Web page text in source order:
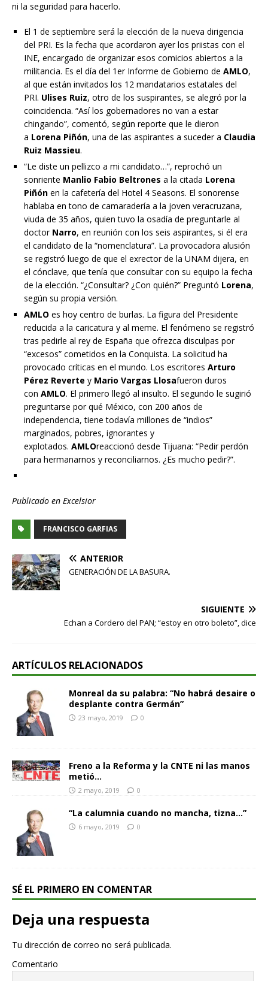
ni la seguridad para hacerlo.
El 1 de septiembre será la elección de la nueva dirigencia
del PRI. Es la fecha que acordaron ayer los priistas con el
INE, encargado de organizar esos comicios abiertos a la
militancia. Es el día del 1er Informe de Gobierno de AMLO,
al que están invitados los 12 mandatarios estatales del
PRI. Ulises Ruiz, otro de los suspirantes, se alegró por la
coincidencia. “Así los gobernadores no van a estar
chingando”, comentó, según reporte que le dieron
a Lorena Piñón, una de las aspirantes a suceder a Claudia
Ruiz Massieu.
“Le diste un pellizco a mi candidato…”, reprochó un
sonriente Manlio Fabio Beltrones a la citada Lorena
Piñón en la cafetería del Hotel 4 Seasons. El sonorense
hablaba en tono de camaradería a la joven veracruzana,
viuda de 35 años, quien tuvo la osadía de preguntarle al
doctor Narro, en reunión con los seis aspirantes, si él era
el candidato de la “nomenclatura”. La provocadora alusión
se registró luego de que el exrector de la UNAM dijera, en
el cónclave, que tenía que consultar con su equipo la fecha
de la elección. “¿Consultar? ¿Con quién?” Preguntó Lorena,
según su propia versión.
AMLO es hoy centro de burlas. La figura del Presidente
reducida a la caricatura y al meme. El fenómeno se registró
tras pedirle al rey de España que ofrezca disculpas por
“excesos” cometidos en la Conquista. La solicitud ha
provocado críticas en el mundo. Los escritores Arturo
Pérez Reverte y Mario Vargas Llosafueron duros
con AMLO. El primero llegó al insulto. El segundo le sugirió
preguntarse por qué México, con 200 años de
independencia, tiene todavía millones de “indios”
marginados, pobres, ignorantes y
explotados. AMLOreaccionó desde Tijuana: “Pedir perdón
para hermanarnos y reconciliarnos. ¿Es mucho pedir?”.
Publicado en Excelsior
FRANCISCO GARFIAS
ANTERIOR
GENERACIÓN DE LA BASURA.
SIGUIENTE
Echan a Cordero del PAN; “estoy en otro boleto”, dice
ARTÍCULOS RELACIONADOS
Monreal da su palabra: “No habrá desaire o
desplante contra Germán”
23 mayo, 2019 0
Freno a la Reforma y la CNTE ni las manos
metió…
2 mayo, 2019 0
“La calumnia cuando no mancha, tizna…”
6 mayo, 2019 0
SÉ EL PRIMERO EN COMENTAR
Deja una respuesta
Tu dirección de correo no será publicada.
Comentario